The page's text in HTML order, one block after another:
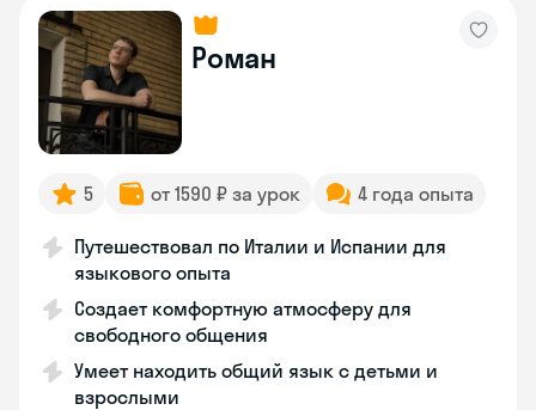
Роман
5 от 1590 ₽ за урок 4 года опыта
Путешествовал по Италии и Испании для
языкового опыта
Создает комфортную атмосферу для
свободного общения
Умеет находить общий язык с детьми и
взрослыми